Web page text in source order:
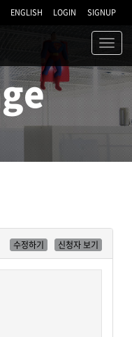
ENGLISH LOGIN SIGNUP
수정하기 신청자 보기